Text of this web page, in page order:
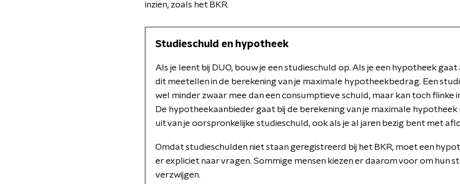
inzien, zoals het BKR.
Studieschuld en hypotheek
Als je leent bij DUO, bouw je een studieschuld op. Als je een hypotheek
dit meetellen in de berekening van je maximale hypotheekbedrag. Een
wel minder zwaar mee dan een consumptieve schuld, maar kan toch flinke
De hypotheekaanbieder gaat bij de berekening van je maximale hypotheek
uit van je oorspronkelijke studieschuld, ook als je al jaren bezig bent met
Omdat studieschulden niet staan geregistreerd bij het BKR, moet een
er expliciet naar vragen. Sommige mensen kiezen er daarom voor om hun
verzwijgen.